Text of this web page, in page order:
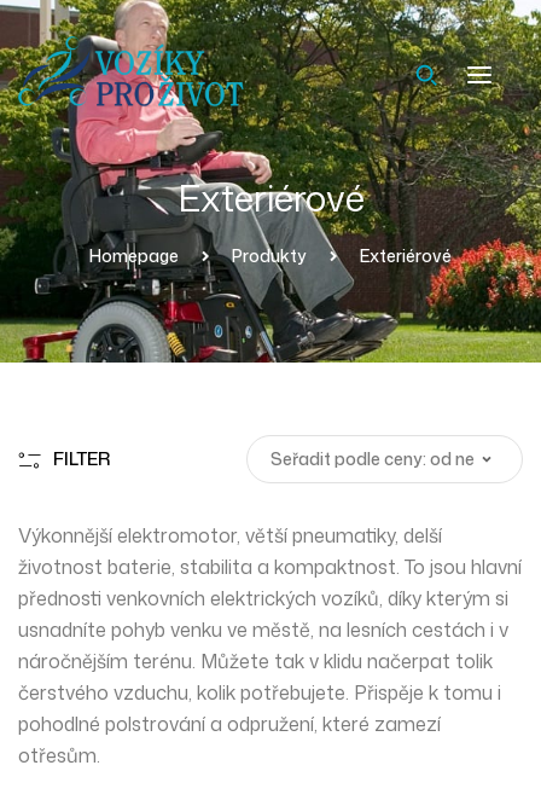
Exteriérové
Homepage Produkty Exteriérové
FILTER
Výkonnější elektromotor, větší pneumatiky, delší
životnost baterie, stabilita a kompaktnost. To jsou hlavní
přednosti venkovních elektrických vozíků, díky kterým si
usnadníte pohyb venku ve městě, na lesních cestách i v
náročnějším terénu. Můžete tak v klidu načerpat tolik
čerstvého vzduchu, kolik potřebujete. Přispěje k tomu i
pohodlné polstrování a odpružení, které zamezí
otřesům.